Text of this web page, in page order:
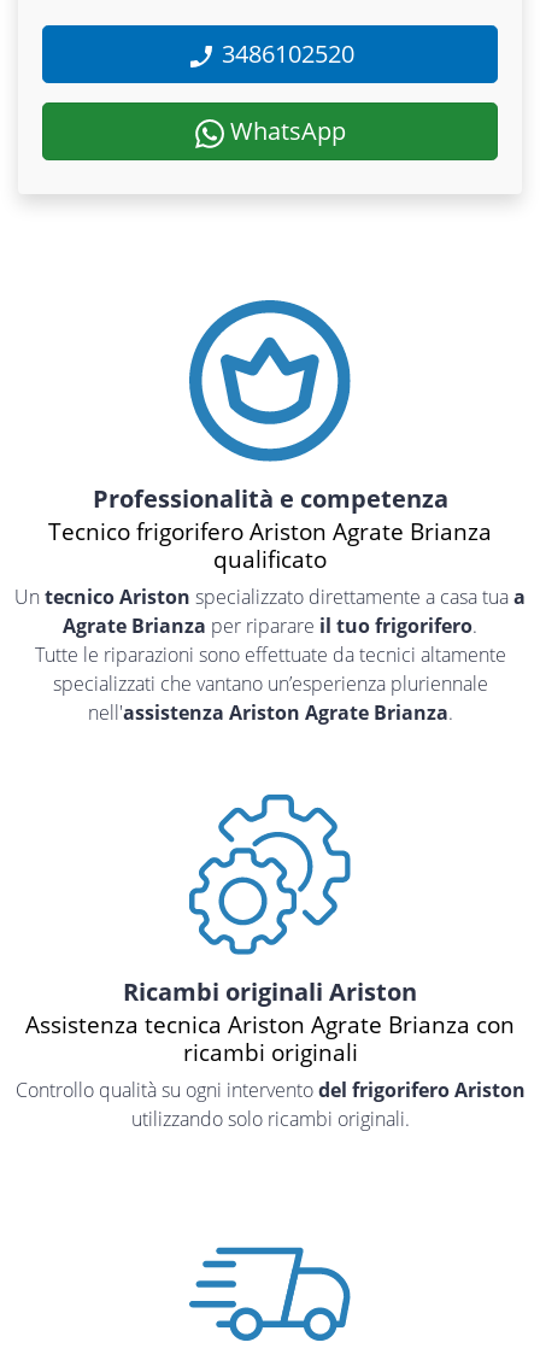
3486102520
WhatsApp
Professionalità e competenza
Tecnico frigorifero Ariston Agrate Brianza
qualificato
Un tecnico Ariston specializzato direttamente a casa tuaa
Agrate Brianza per riparare il tuo frigorifero.
Tutte le riparazioni sono effettuate da tecnici altamente
specializzati che vantano un’esperienza pluriennale
nell'assistenza Ariston Agrate Brianza.
Ricambi originali Ariston
Assistenza tecnica Ariston Agrate Brianza con
ricambi originali
Controllo qualità su ogni interventodel frigorifero Ariston
utilizzando solo ricambi originali.